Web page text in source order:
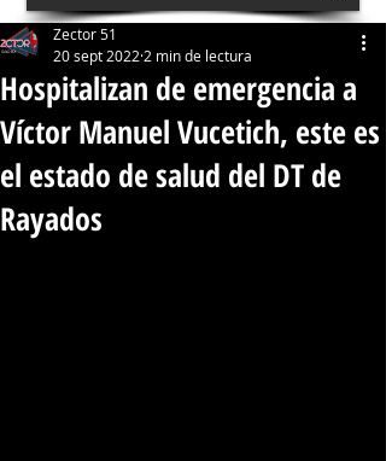
Hospitalizan de emergencia a
Víctor Manuel Vucetich, este es
el estado de salud del DT de
Rayados
Zector 51
20 sept 2022 2 min de lectura